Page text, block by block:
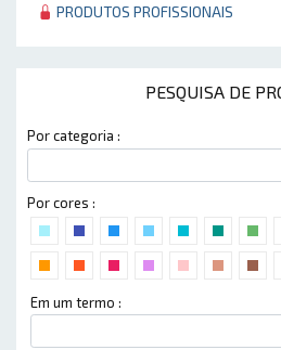
PRODUTOS PROFISSIONAIS
PESQUISA DE
Por categoria :
Por cores :
Em um termo :